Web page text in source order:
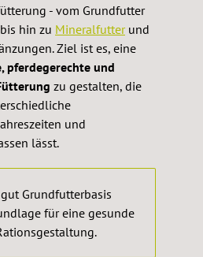
- vom Grundfutter
hin zu Mineralfutterund
Ziel ist es, eine
pferdegerechte und
zu gestalten, die
und
lässt.
Grundfutterbasis
für eine gesunde